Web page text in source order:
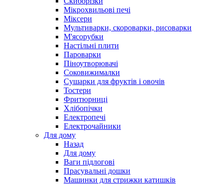
Мікрохвильові печі
Міксери
Мультиварки, скороварки, рисоварки
М'ясорубки
Настільні плити
Пароварки
Піноутворювачі
Соковижималки
Сушарки для фруктів і овочів
Тостери
Фритюрниці
Хлібопічки
Електропечі
Електрочайники
Для дому
Назад
Для дому
Ваги підлогові
Прасувальні дошки
Машинки для стрижки катишків